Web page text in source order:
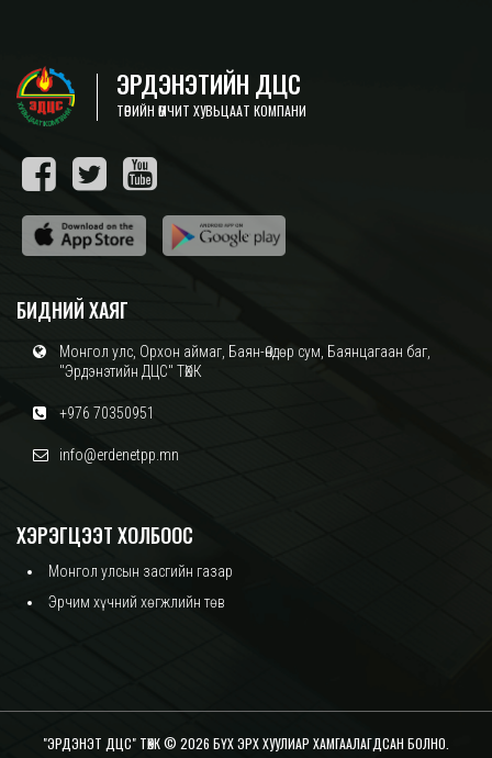
ЭРДЭНЭТИЙН ДЦС
ТӨРИЙН ӨМЧИТ ХУВЬЦААТ КОМПАНИ
БИДНИЙ ХАЯГ
Монгол улс, Орхон аймаг, Баян-Өндөр сум, Баянцагаан баг,
"Эрдэнэтийн ДЦС" ТӨХК
+976 70350951
info@erdenetpp.mn
ХЭРЭГЦЭЭТ ХОЛБООС
Монгол улсын засгийн газар
Эрчим хүчний хөгжлийн төв
"ЭРДЭНЭТ ДЦС" ТӨХК © 2026 БҮХ ЭРХ ХУУЛИАР ХАМГААЛАГДСАН БОЛНО.